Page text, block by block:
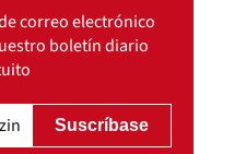
correo electrónico
boletín diario